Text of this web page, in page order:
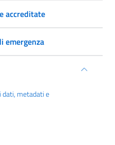
accreditate
emergenza
dati, metadati e